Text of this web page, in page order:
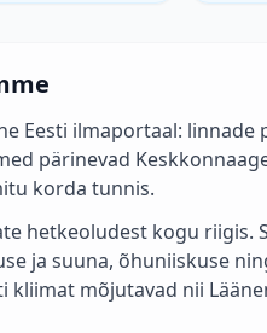
Eesti ilmaportaal:
pärinevad
korda tunnis.
hetkeoludest kogu riigis.
ja suuna, õhuniiskuse
kliimat mõjutavad nii